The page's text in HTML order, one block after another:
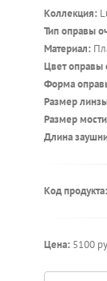
Коллекция:
Тип оправы
Материал:
Цвет оправы
Форма
Размер
Размер
Длина
Код продукта:
Цена: 5100